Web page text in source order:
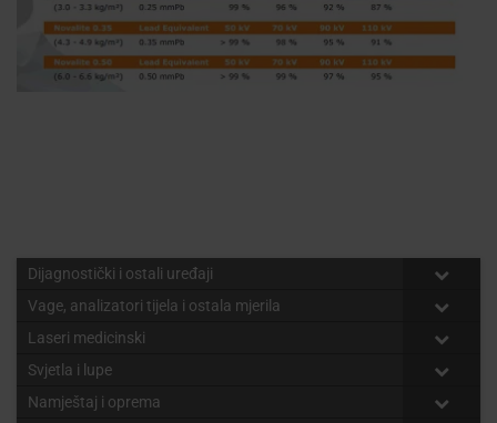
Dijagnostički i ostali uređaji
Vage, analizatori tijela i ostala mjerila
Laseri medicinski
Svjetla i lupe
Namještaj i oprema